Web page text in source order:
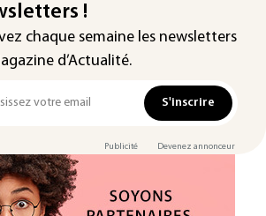
!
chaque semaine les newsletters
d’Actualité.
S'inscrire
Publicité Devenez annonceur